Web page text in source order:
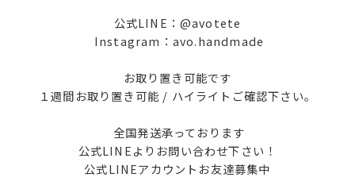
公式LINE：@avotete
Instagram：avo.handmade
お取り置き可能です
１週間お取り置き可能 / ハイライトご確認下さい‪。
全国発送承っております
公式LINEよりお問い合わせ下さい！
公式LINEアカウントお友達募集中